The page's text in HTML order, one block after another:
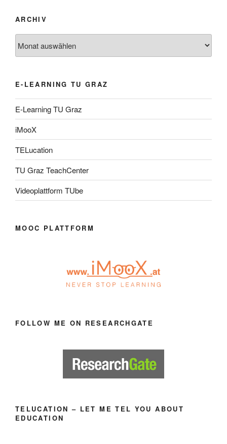
ARCHIV
E-LEARNING TU GRAZ
E-Learning TU Graz
iMooX
TELucation
TU Graz TeachCenter
Videoplattform TUbe
MOOC PLATTFORM
FOLLOW ME ON RESEARCHGATE
TELUCATION – LET ME TEL YOU ABOUT
EDUCATION